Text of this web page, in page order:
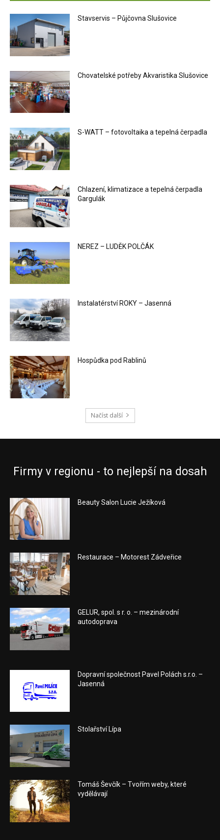
Stavservis – Půjčovna Slušovice
Chovatelské potřeby Akvaristika Slušovice
S-WATT – fotovoltaika a tepelná čerpadla
Chlazení, klimatizace a tepelná čerpadla
Gargulák
NEREZ – LUDĚK POLČÁK
Instalatérství ROKY – Jasenná
Hospůdka pod Rablinů
Načíst další
Firmy v regionu - to nejlepší na dosah
Beauty Salon Lucie Ježíková
Restaurace – Motorest Zádveřice
GELUR, spol. s r. o. – mezinárodní
autodoprava
Dopravní společnost Pavel Polách s.r.o. –
Jasenná
Stolařství Lípa
Tomáš Ševčík – Tvořím weby, které
vydělávají